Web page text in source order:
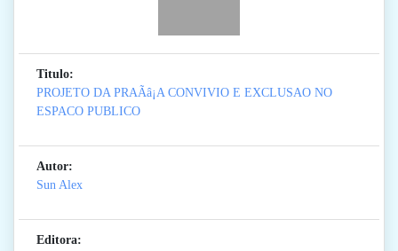
Titulo:
PROJETO DA PRAÃâ¡A CONVIVIO E EXCLUSAO NO
ESPACO PUBLICO
Autor:
Sun Alex
Editora: